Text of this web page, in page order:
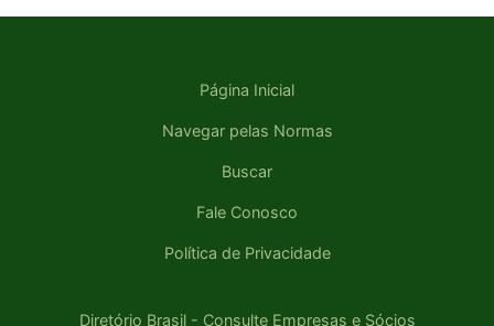
Página Inicial
Navegar pelas Normas
Buscar
Fale Conosco
Política de Privacidade
Diretório Brasil - Consulte Empresas e Sócios